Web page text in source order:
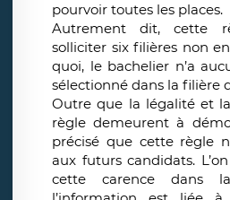
pourvoir toutes les places.
Autrement dit, cette
solliciter six filières non
quoi, le bachelier n’a
sélectionné dans la filière
Outre que la légalité et
règle demeurent à
précisé que cette règle
aux futurs candidats.
cette carence dans